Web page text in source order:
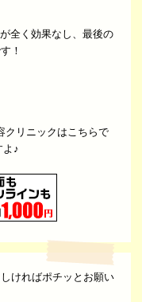
全く効果なし、最後の
！
クリニックはこちらで
よ♪
ければポチッとお願い